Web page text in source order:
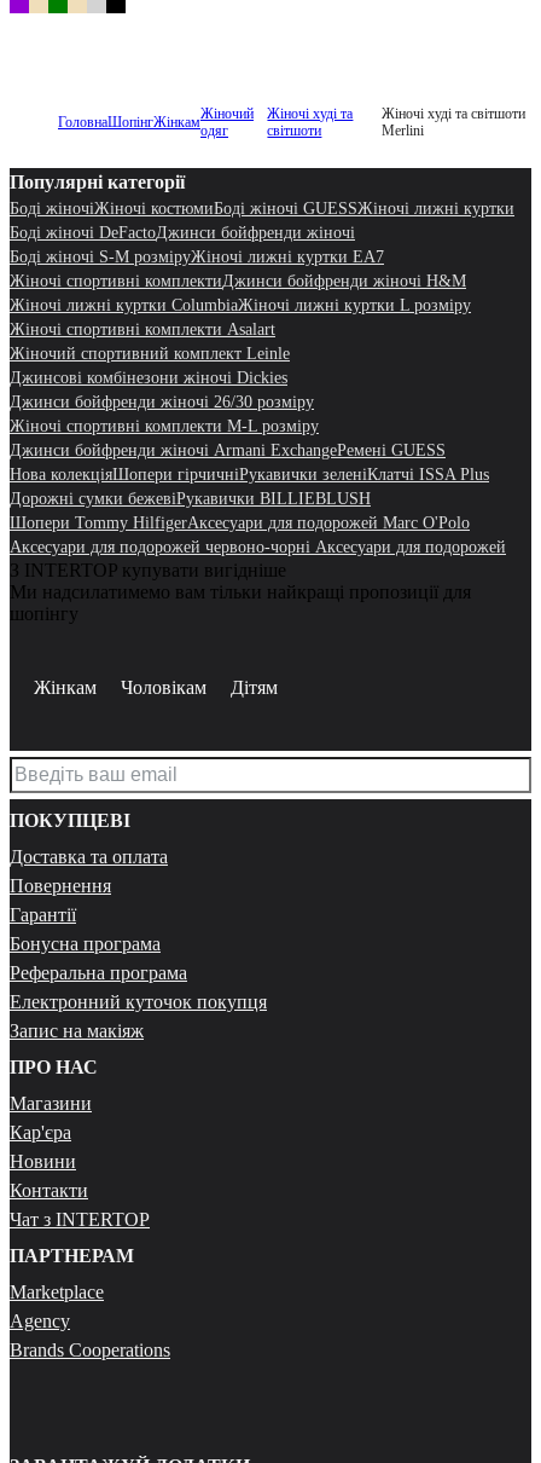
ГоловнаШопінгЖінкамЖіночий
одяг
Жіночі худі та
світшоти
Жіночі худі та світшоти
Merlini
Популярні категорії
Боді жіночіЖіночі костюмиБоді жіночі GUESSЖіночі лижні куртки
Боді жіночі DeFactoДжинси бойфренди жіночі
Боді жіночі S-M розміруЖіночі лижні куртки EA7
Жіночі спортивні комплектиДжинси бойфренди жіночі H&M
Жіночі лижні куртки ColumbiaЖіночі лижні куртки L розміру
Жіночі спортивні комплекти Asalart
Жіночий спортивний комплект Leinle
Джинсові комбінезони жіночі Dickies
Джинси бойфренди жіночі 26/30 розміру
Жіночі спортивні комплекти M-L розміру
Джинси бойфренди жіночі Armani ExchangeРемені GUESS
Нова колекціяШопери гірчичніРукавички зеленіКлатчі ISSA Plus
Дорожні сумки бежевіРукавички BILLIEBLUSH
Шопери Tommy HilfigerАксесуари для подорожей Marc O'Polo
Аксесуари для подорожей червоно-чорні Аксесуари для подорожей
З INTERTOP купувати вигідніше
Ми надсилатимемо вам тільки найкращі пропозиції для
шопінгу
Жінкам Чоловікам Дітям
ПОКУПЦЕВІ
Доставка та оплата
Повернення
Гарантії
Бонусна програма
Реферальна програма
Електронний куточок покупця
Запис на макіяж
ПРО НАС
Магазини
Кар'єра
Новини
Контакти
Чат з INTERTOP
ПАРТНЕРАМ
Marketplace
Agency
Brands Cooperations